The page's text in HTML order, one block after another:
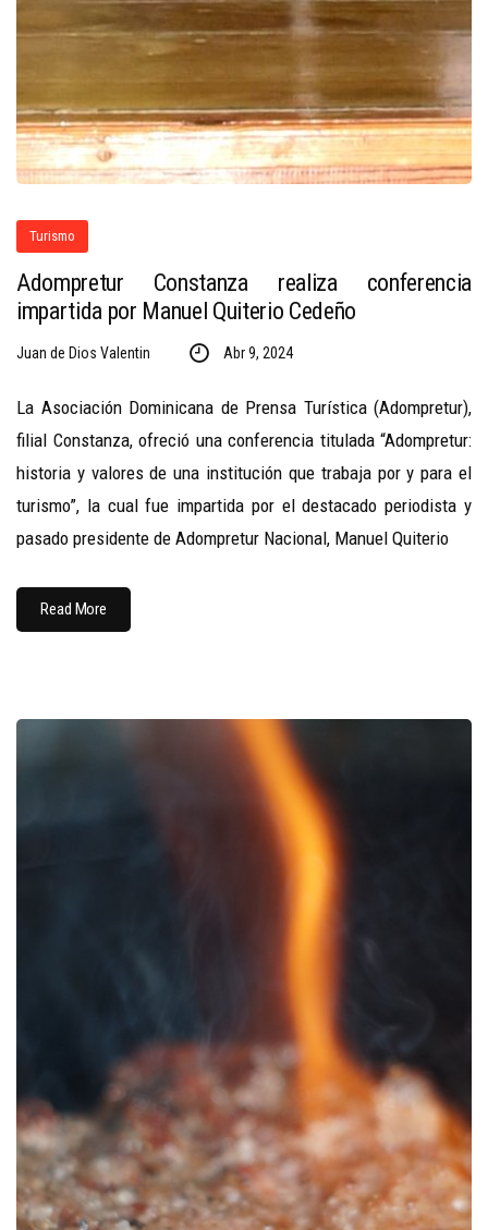
Turismo
Adompretur Constanza realiza conferencia
impartida por Manuel Quiterio Cedeño
Juan de Dios Valentin Abr 9, 2024
La Asociación Dominicana de Prensa Turística (Adompretur),
filial Constanza, ofreció una conferencia titulada “Adompretur:
historia y valores de una institución que trabaja por y para el
turismo”, la cual fue impartida por el destacado periodista y
pasado presidente de Adompretur Nacional, Manuel Quiterio
Read More